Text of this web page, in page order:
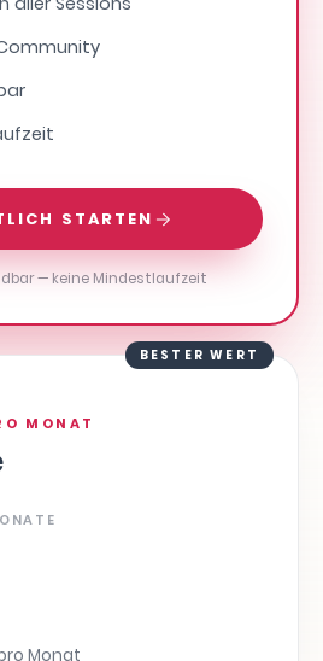
STARTEN
— keine Mindestlaufzeit
BESTER WERT
MONAT
Monat